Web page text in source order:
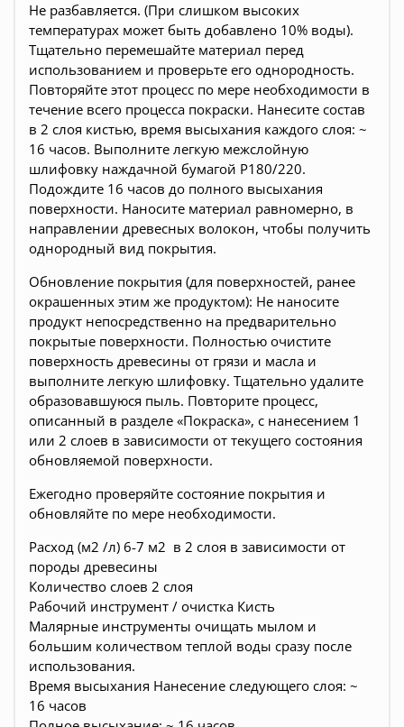
Не разбавляется. (При слишком высоких
температурах может быть добавлено 10% воды).
Тщательно перемешайте материал перед
использованием и проверьте его однородность.
Повторяйте этот процесс по мере необходимости в
течение всего процесса покраски. Нанесите состав
в 2 слоя кистью, время высыхания каждого слоя: ~
16 часов. Выполните легкую межслойную
шлифовку наждачной бумагой Р180/220.
Подождите 16 часов до полного высыхания
поверхности. Наносите материал равномерно, в
направлении древесных волокон, чтобы получить
однородный вид покрытия.
Обновление покрытия (для поверхностей, ранее
окрашенных этим же продуктом): Не наносите
продукт непосредственно на предварительно
покрытые поверхности. Полностью очистите
поверхность древесины от грязи и масла и
выполните легкую шлифовку. Тщательно удалите
образовавшуюся пыль. Повторите процесс,
описанный в разделе «Покраска», с нанесением 1
или 2 слоев в зависимости от текущего состояния
обновляемой поверхности.
Ежегодно проверяйте состояние покрытия и
обновляйте по мере необходимости.
Расход (м2 /л) 6-7 м2 в 2 слоя в зависимости от
породы древесины
Количество слоев 2 слоя
Рабочий инструмент / очистка Кисть
Малярные инструменты очищать мылом и
большим количеством теплой воды сразу после
использования.
Время высыхания Нанесение следующего слоя: ~
16 часов